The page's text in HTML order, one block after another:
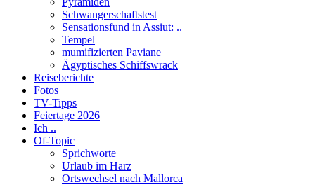
Schwangerschaftstest
Sensationsfund in Assiut: ..
Tempel
mumifizierten Paviane
Ägyptisches Schiffswrack
Reiseberichte
Fotos
TV-Tipps
Feiertage 2026
Ich ..
Of-Topic
Sprichworte
Urlaub im Harz
Ortswechsel nach Mallorca